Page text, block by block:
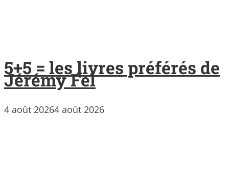
5+5 = les livres préférés de
Jérémy Fel
4 août 20264 août 2026